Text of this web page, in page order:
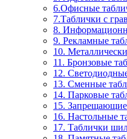
6.Офисные
7.Таблички с
8.
9. Рекламные
10.
11. Бронзовые
12.
13. Сменные
14. Парковые
15.
16. Настольные
17. Таблички